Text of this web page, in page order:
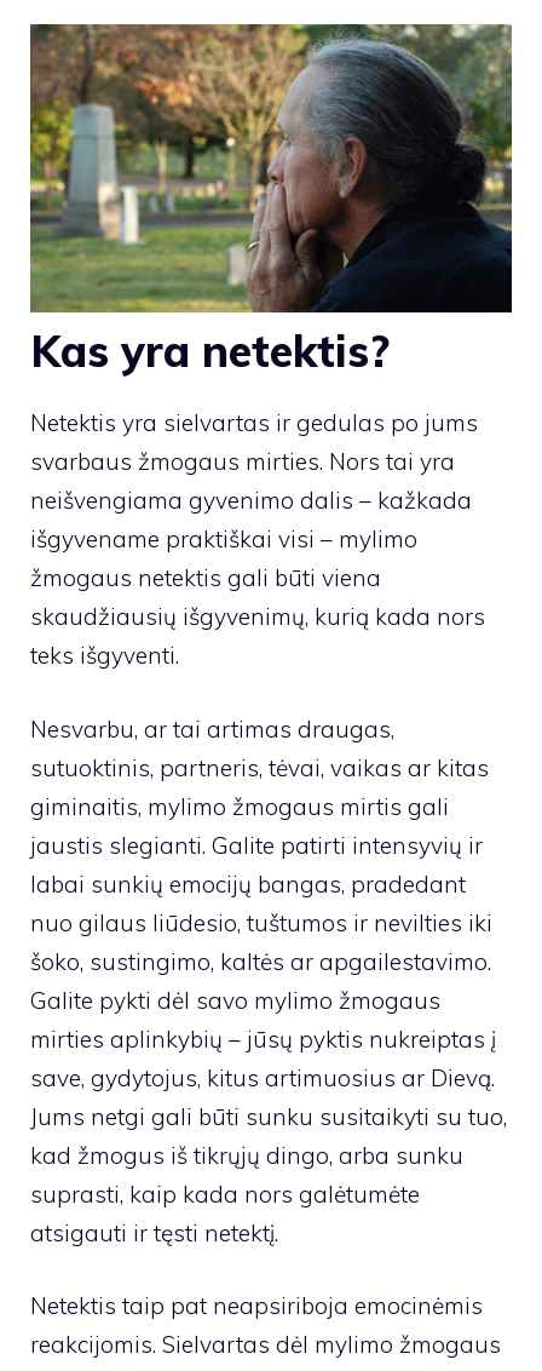
Kas yra netektis?
Netektis yra sielvartas ir gedulas po jums
svarbaus žmogaus mirties. Nors tai yra
neišvengiama gyvenimo dalis – kažkada
išgyvename praktiškai visi – mylimo
žmogaus netektis gali būti viena
skaudžiausių išgyvenimų, kurią kada nors
teks išgyventi.
Nesvarbu, ar tai artimas draugas,
sutuoktinis, partneris, tėvai, vaikas ar kitas
giminaitis, mylimo žmogaus mirtis gali
jaustis slegianti. Galite patirti intensyvių ir
labai sunkių emocijų bangas, pradedant
nuo gilaus liūdesio, tuštumos ir nevilties iki
šoko, sustingimo, kaltės ar apgailestavimo.
Galite pykti dėl savo mylimo žmogaus
mirties aplinkybių – jūsų pyktis nukreiptas į
save, gydytojus, kitus artimuosius ar Dievą.
Jums netgi gali būti sunku susitaikyti su tuo,
kad žmogus iš tikrųjų dingo, arba sunku
suprasti, kaip kada nors galėtumėte
atsigauti ir tęsti netektį.
Netektis taip pat neapsiriboja emocinėmis
reakcijomis. Sielvartas dėl mylimo žmogaus